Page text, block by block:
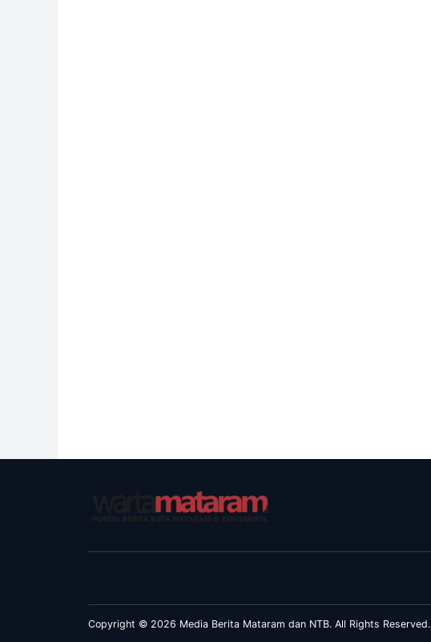
Copyright © 2026 Media Berita Mataram dan NTB. All Rights Reserved.